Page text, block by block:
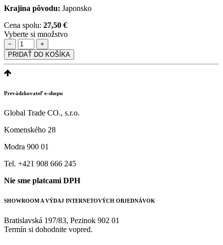
Krajina pôvodu: Japonsko
Cena spolu: 27,50 €
Vyberte si množstvo
−
+
PRIDAŤ DO KOŠÍKA
Prevádzkovateľ e-shopu
Global Trade CO., s.r.o.
Komenského 28
Modra 900 01
Tel. +421 908 666 245
Nie sme platcami DPH
SHOWROOM A VÝDAJ INTERNETOVÝCH OBJEDNÁVOK
Bratislavská 197/83, Pezinok 902 01
Termín si dohodnite vopred.